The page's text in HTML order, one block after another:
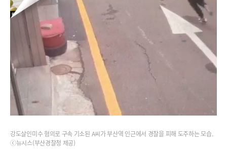
강도살인미수 혐의로 구속 기소된 A씨가 부산역 인근에서 경찰을 피해 도주하는 모습.
ⓒ뉴시스(부산경찰청 제공)